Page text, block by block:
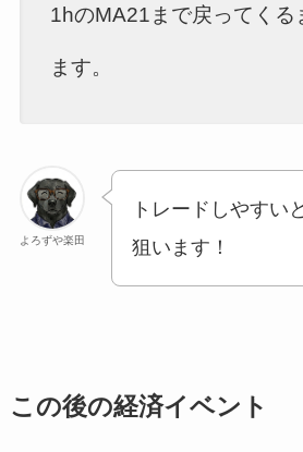
1hのMA21まで戻ってくる
ます。
よろずや楽田
トレードしやすい
狙います！
この後の経済イベント